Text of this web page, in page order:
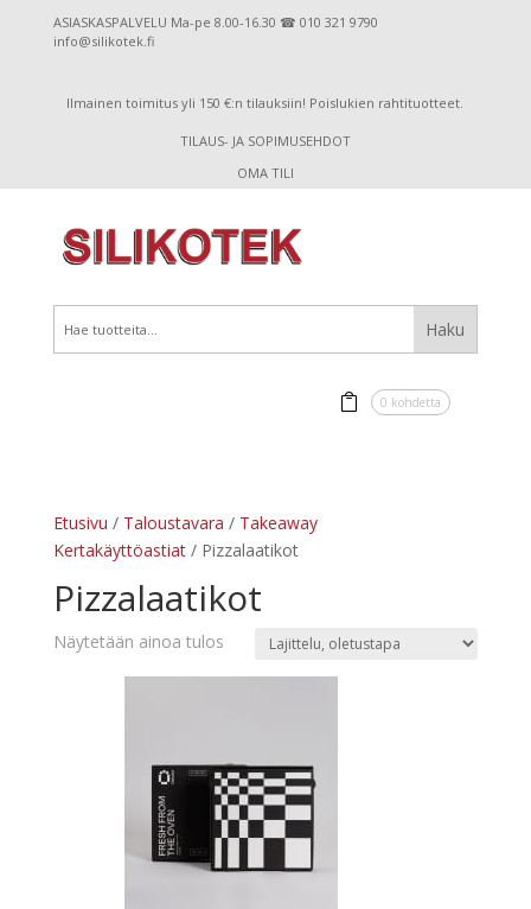
ASIASKASPALVELU Ma-pe 8.00-16.30 ☎ 010 321 9790
info@silikotek.fi
Ilmainen toimitus yli 150 €:n tilauksiin! Poislukien rahtituotteet.
TILAUS- JA SOPIMUSEHDOT
OMA TILI
0 kohdetta
Etusivu / Taloustavara / Takeaway
Kertakäyttöastiat/ Pizzalaatikot
Pizzalaatikot
Näytetään ainoa tulos